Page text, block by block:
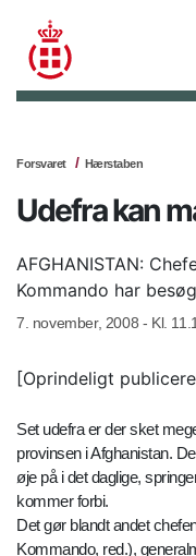
Forsvaret Hærstaben
Udefra kan
AFGHANISTAN:
Kommando har
7. november, 2008 - Kl.
[Oprindeligt
Set udefra er der sket
provinsen i Afghanistan.
øje på i det daglige,
kommer forbi.
Det gør blandt andet
Kommando, red.),